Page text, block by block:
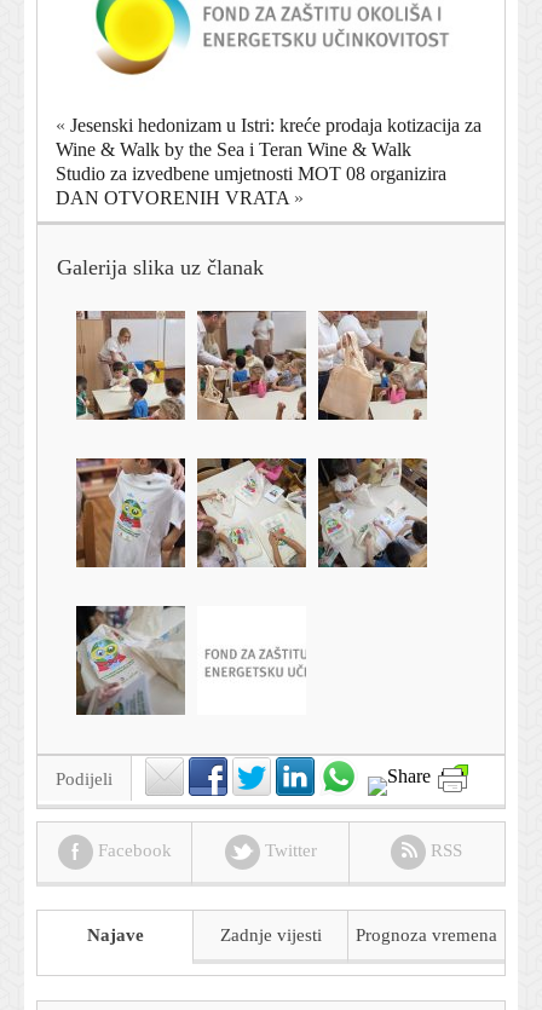
« Jesenski hedonizam u Istri: kreće prodaja kotizacija za
Wine & Walk by the Sea i Teran Wine & Walk
Studio za izvedbene umjetnosti MOT 08 organizira
DAN OTVORENIH VRATA »
Galerija slika uz članak
Podijeli
Facebook Twitter RSS
Najave Zadnje vijesti Prognoza vremena